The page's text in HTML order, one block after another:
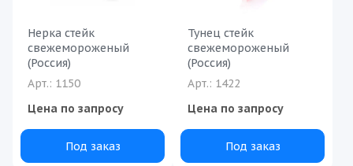
Нерка стейк
свежемороженый
(Россия)
Арт.: 1150
Цена по запросу
Под заказ
Тунец стейк
свежемороженый
(Россия)
Арт.: 1422
Цена по запросу
Под заказ